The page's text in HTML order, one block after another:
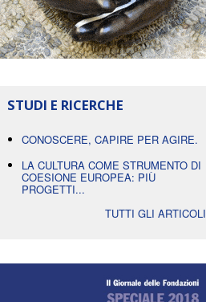
STUDI E RICERCHE
CONOSCERE, CAPIRE PER AGIRE.
LA CULTURA COME STRUMENTO DI
COESIONE EUROPEA: PIÙ
PROGETTI...
TUTTI GLI ARTICOLI